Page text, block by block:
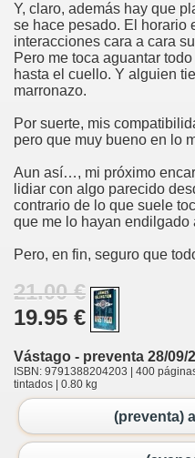
Y, claro, además hay que
se hace pesado. El horario
interacciones cara a cara
Pero me toca aguantar
hasta el cuello. Y alguien
marronazo.
Por suerte, mis
pero que muy bueno en lo
Aun así…, mi próximo
lidiar con algo parecido
contrario de lo que suele
que me lo hayan endilgado
Pero, en fin, seguro que
21.00 €
19.95 €
Vástago - preventa 28/09/
ISBN: 9791388204203 | 400
tintados | 0.80 kg
(preventa)